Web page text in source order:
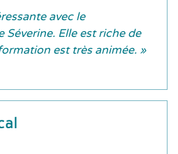
avec le
Séverine. Elle est riche de
est très animée. »